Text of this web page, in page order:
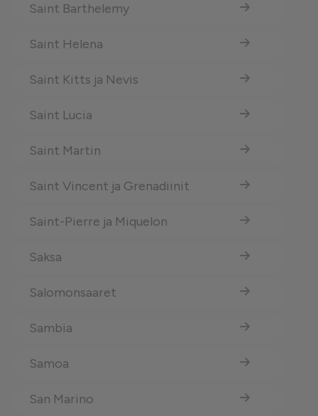
Saint Barthelemy
Saint Helena
Saint Kitts ja Nevis
Saint Lucia
Saint Martin
Saint Vincent ja Grenadiinit
Saint-Pierre ja Miquelon
Saksa
Salomonsaaret
Sambia
Samoa
San Marino